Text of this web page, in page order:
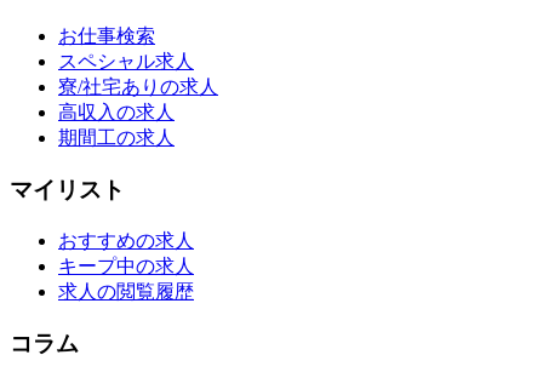
お仕事検索
スペシャル求人
寮/社宅ありの求人
高収入の求人
期間工の求人
マイリスト
おすすめの求人
キープ中の求人
求人の閲覧履歴
コラム